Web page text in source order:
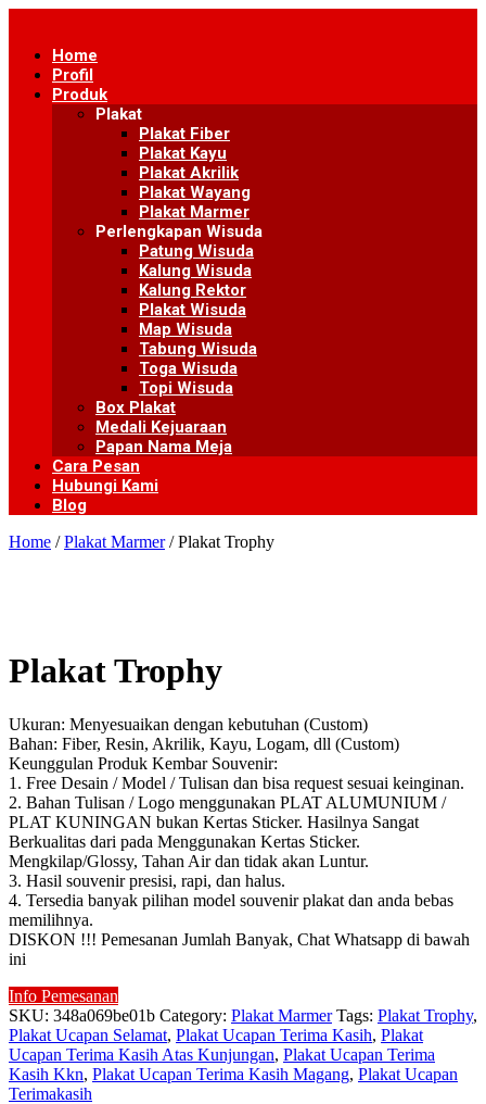
contentHome
Profil
Produk
Plakat
Plakat Fiber
Plakat Kayu
Plakat Akrilik
Plakat Wayang
Plakat Marmer
Perlengkapan Wisuda
Patung Wisuda
Kalung Wisuda
Kalung Rektor
Plakat Wisuda
Map Wisuda
Tabung Wisuda
Toga Wisuda
Topi Wisuda
Box Plakat
Medali Kejuaraan
Papan Nama Meja
Cara Pesan
Hubungi Kami
Blog
Home /Plakat Marmer/ Plakat Trophy
Plakat Trophy
Ukuran: Menyesuaikan dengan kebutuhan (Custom)
Bahan: Fiber, Resin, Akrilik, Kayu, Logam, dll (Custom)
Keunggulan Produk Kembar Souvenir:
1. Free Desain / Model / Tulisan dan bisa request sesuai keinginan.
2. Bahan Tulisan / Logo menggunakan PLAT ALUMUNIUM /
PLAT KUNINGAN bukan Kertas Sticker. Hasilnya Sangat
Berkualitas dari pada Menggunakan Kertas Sticker.
Mengkilap/Glossy, Tahan Air dan tidak akan Luntur.
3. Hasil souvenir presisi, rapi, dan halus.
4. Tersedia banyak pilihan model souvenir plakat dan anda bebas
memilihnya.
DISKON !!! Pemesanan Jumlah Banyak, Chat Whatsapp di bawah
ini
Info Pemesanan
SKU: 348a069be01b Category: Plakat Marmer Tags: Plakat Trophy,
Plakat Ucapan Selamat, Plakat Ucapan Terima Kasih, Plakat
Ucapan Terima Kasih Atas Kunjungan, Plakat Ucapan Terima
Kasih Kkn, Plakat Ucapan Terima Kasih Magang, Plakat Ucapan
Terimakasih